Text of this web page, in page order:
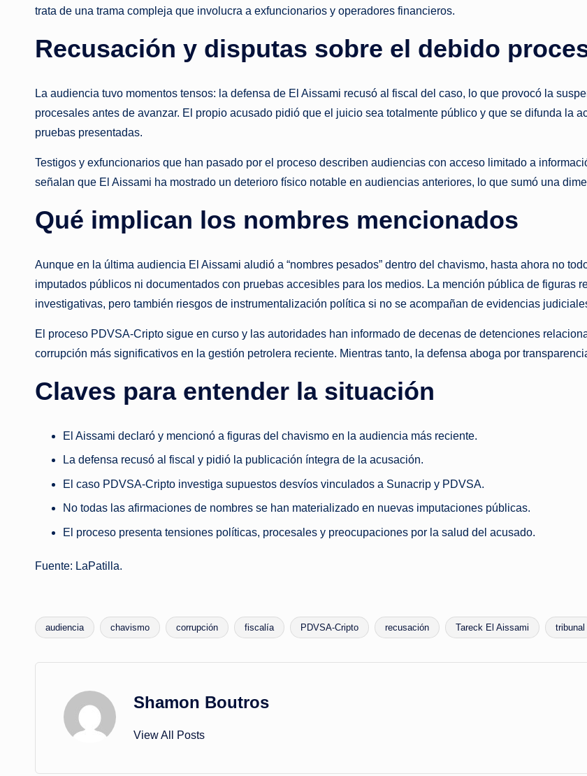
t
trata de una trama compleja que involucra a exfuncionarios y operadores financieros.
Recusación y disputas sobre el debido
La audiencia tuvo momentos tensos: la defensa de El Aissami recusó al fiscal del caso, lo que provocó la
procesales antes de avanzar. El propio acusado pidió que el juicio sea totalmente público y que se difunda la
pruebas presentadas.
Testigos y exfuncionarios que han pasado por el proceso describen audiencias con acceso limitado a
señalan que El Aissami ha mostrado un deterioro físico notable en audiencias anteriores, lo que sumó una
Qué implican los nombres mencionados
Aunque en la última audiencia El Aissami aludió a “nombres pesados” dentro del chavismo, hasta ahora no
imputados públicos ni documentados con pruebas accesibles para los medios. La mención pública de figuras
investigativas, pero también riesgos de instrumentalización política si no se acompañan de evidencias
El proceso PDVSA‑Cripto sigue en curso y las autoridades han informado de decenas de detenciones
corrupción más significativos en la gestión petrolera reciente. Mientras tanto, la defensa aboga por
Claves para entender la situación
El Aissami declaró y mencionó a figuras del chavismo en la audiencia más reciente.
La defensa recusó al fiscal y pidió la publicación íntegra de la acusación.
El caso PDVSA‑Cripto investiga supuestos desvíos vinculados a Sunacrip y PDVSA.
No todas las afirmaciones de nombres se han materializado en nuevas imputaciones públicas.
El proceso presenta tensiones políticas, procesales y preocupaciones por la salud del acusado.
Fuente: LaPatilla.
Tags:
audiencia chavismo corrupción fiscalía PDVSA‑Cripto recusación Tareck El Aissami tribunal
Shamon Boutros
View All Posts